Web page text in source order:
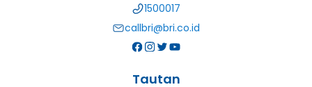
1500017
callbri@bri.co.id
Tautan